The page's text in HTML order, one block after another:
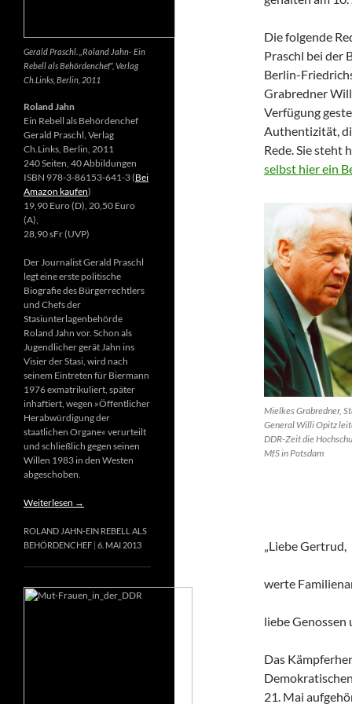
Die folgende
Praschl bei der
Berlin-
Grabredner
Verfügung
Authentizität,
Rede. Sie steht
selbst hier ein
Mielkes Grabredner,
General Willi Opitz
DDR-Zeit die
MfS in Potsdam
„Liebe Gertrud,
werte
liebe Genossen
Das
21. Mai
Gerald Praschl. „Roland Jahn- Ein
Rebell als Behördenchef“, Verlag
Ch.Links, Berlin, 2011
Roland Jahn
Ein Rebell als Behördenchef
Gerald Praschl, Verlag
Ch.Links, Berlin, 2011
240 Seiten, 40 Abbildungen
ISBN 978-3-86153-641-3 (Bei
Amazon kaufen)
19,90 Euro (D), 20,50 Euro
(A),
28,90 sFr (UVP)
Der Journalist Gerald Praschl
legt eine erste politische
Biografie des Bürgerrechtlers
und Chefs der
Stasiunterlagenbehörde
Roland Jahn vor. Schon als
Jugendlicher gerät Jahn ins
Visier der Stasi, wird nach
seinem Eintreten für Biermann
1976 exmatrikuliert, später
inhaftiert, wegen »Öffentlicher
Herabwürdigung der
staatlichen Organe« verurteilt
und schließlich gegen seinen
Willen 1983 in den Westen
abgeschoben.
Weiterlesen →
ROLAND JAHN-EIN REBELL ALS
BEHÖRDENCHEF 6. MAI 2013